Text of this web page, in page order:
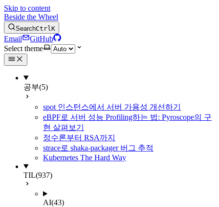
Skip to content
Beside the Wheel
SearchCtrlK
Email
GitHub
Select theme
공부(5)
spot 인스턴스에서 서버 가용성 개선하기
eBPF로 서버 성능 Profiling하는 법: Pyroscope의 구
현 살펴보기
정수론부터 RSA까지
strace로 shaka-packager 버그 추적
Kubernetes The Hard Way
TIL(937)
AI(43)